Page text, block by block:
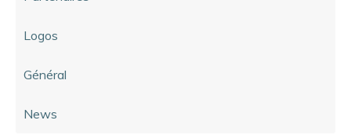
Logos
Général
News